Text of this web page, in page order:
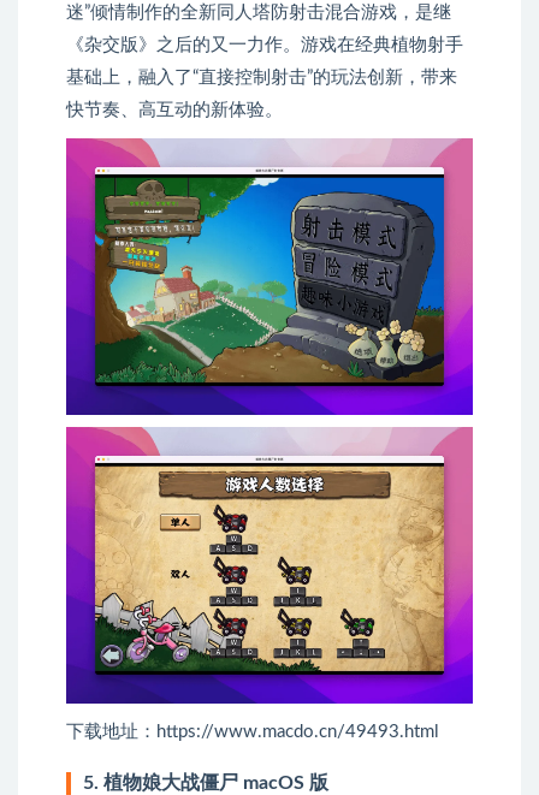
迷”倾情制作的全新同人塔防射击混合游戏，是继
《杂交版》之后的又一力作。游戏在经典植物射手
基础上，融入了“直接控制射击”的玩法创新，带来
快节奏、高互动的新体验。
下载地址：https://www.macdo.cn/49493.html
5. 植物娘大战僵尸 macOS 版